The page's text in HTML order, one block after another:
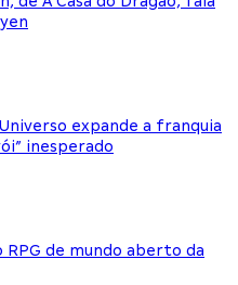
expande a franquia
inesperado
RPG de mundo aberto da